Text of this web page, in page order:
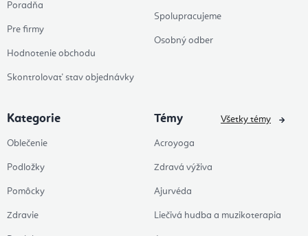
Poradňa
Pre firmy
Hodnotenie obchodu
Skontrolovať stav objednávky
Spolupracujeme
Osobný odber
Kategorie
Oblečenie
Podložky
Pomôcky
Zdravie
Témy
Acroyoga
Zdravá výživa
Ajurvéda
Liečivá hudba a muzikoterapia
Všetky témy